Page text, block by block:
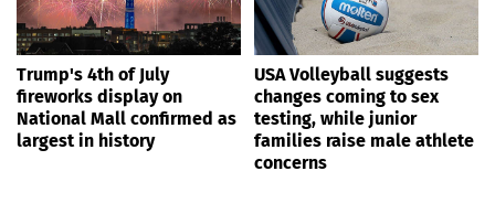
Trump's 4th of July
fireworks display on
National Mall confirmed as
largest in history
USA Volleyball suggests
changes coming to sex
testing, while junior
families raise male athlete
concerns